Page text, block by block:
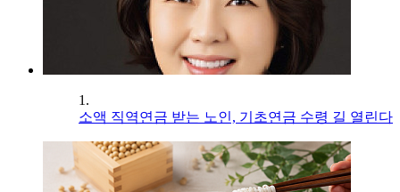
1.
소액 직역연금 받는 노인, 기초연금 수령 길 열린다